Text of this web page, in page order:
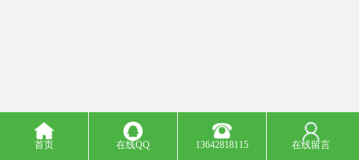
首页 在线QQ 13642818115 在线留言